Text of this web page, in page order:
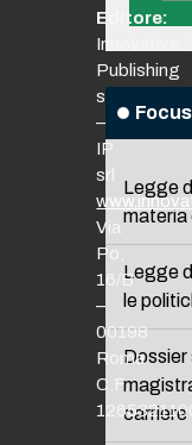
Legge
materia
Legge
le
Dossier
carriere
Editore:
Innovative
Publishing
srl
–
IP
srl
Via
Po,
16/B
–
00198
Roma
C.F.